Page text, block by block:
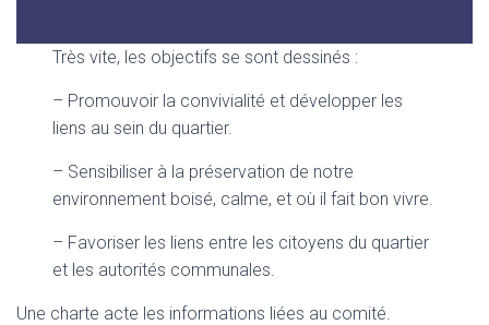
Très vite, les objectifs se sont dessinés :
– Promouvoir la convivialité et développer les
liens au sein du quartier.
– Sensibiliser à la préservation de notre
environnement boisé, calme, et où il fait bon vivre.
– Favoriser les liens entre les citoyens du quartier
et les autorités communales.
Une charte acte les informations liées au comité.